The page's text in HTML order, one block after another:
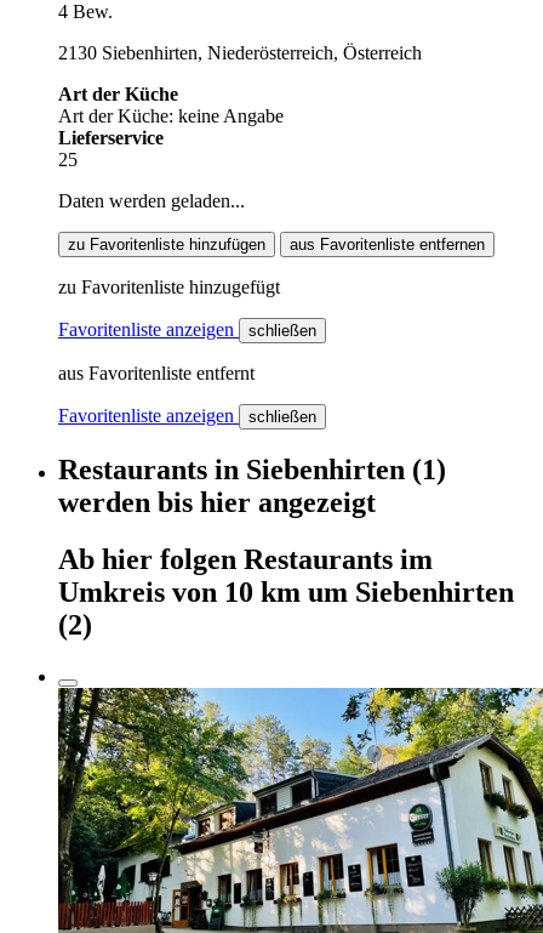
4 Bew.
2130 Siebenhirten, Niederösterreich, Österreich
Art der Küche
Art der Küche: keine Angabe
Lieferservice
25
Daten werden geladen...
zu Favoritenliste hinzufügen aus Favoritenliste entfernen
zu Favoritenliste hinzugefügt
Favoritenliste anzeigen schließen
aus Favoritenliste entfernt
Favoritenliste anzeigen schließen
Restaurants in Siebenhirten (1)
werden bis hier angezeigt
Ab hier folgen Restaurants im
Umkreis von 10 km um Siebenhirten
(2)